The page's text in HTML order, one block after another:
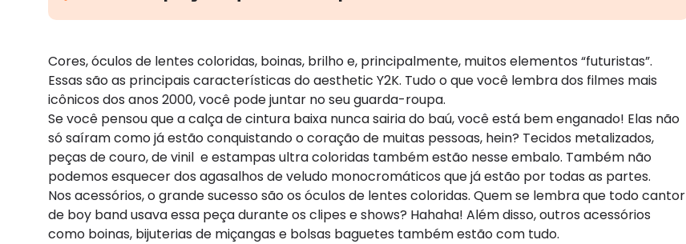
Cores, óculos de lentes coloridas, boinas, brilho e, principalmente, muitos elementos “futuristas”.
Essas são as principais características do aesthetic Y2K. Tudo o que você lembra dos filmes mais
icônicos dos anos 2000, você pode juntar no seu guarda-roupa.
Se você pensou que a calça de cintura baixa nunca sairia do baú, você está bem enganado! Elas não
só saíram como já estão conquistando o coração de muitas pessoas, hein? Tecidos metalizados,
peças de couro, de vinil e estampas ultra coloridas também estão nesse embalo. Também não
podemos esquecer dos agasalhos de veludo monocromáticos que já estão por todas as partes.
Nos acessórios, o grande sucesso são os óculos de lentes coloridas. Quem se lembra que todo cantor
de boy band usava essa peça durante os clipes e shows? Hahaha! Além disso, outros acessórios
como boinas, bijuterias de miçangas e bolsas baguetes também estão com tudo.